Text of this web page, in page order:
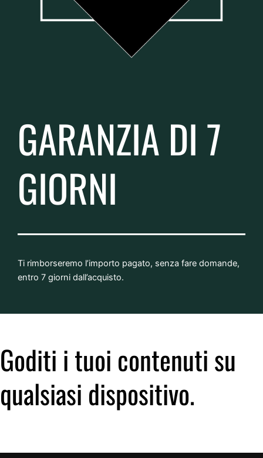
GARANZIA DI 7
GIORNI
Ti rimborseremo l’importo pagato, senza fare domande,
entro 7 giorni dall’acquisto.
Goditi i tuoi contenuti su
qualsiasi dispositivo.